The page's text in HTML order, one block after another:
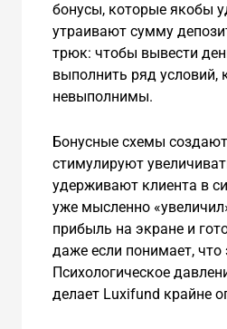
бонусы, которые якобы
утраивают сумму
трюк: чтобы вывести
выполнить ряд условий,
невыполнимы.
Бонусные схемы
стимулируют
удерживают клиента в
уже мысленно
прибыль на экране и
даже если понимает, что
Психологическое
делает Luxifund крайне